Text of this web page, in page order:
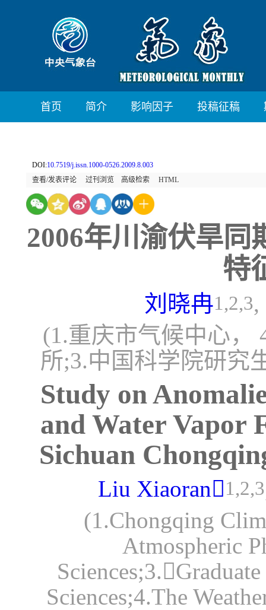
首页 简介 影响因子 投稿征稿
DOI:10.7519/j.issn.1000-0526.2009.8.003
查看/发表评论
过刊浏览 高级检索 HTML
2006年川渝伏旱同
特
刘晓冉1,2,3,
(1.重庆市气候中心，
所;3.中国科学院研究
Study on
and Water Vapor
Sichuan
Liu Xiaoran1,2,3
(1.Chongqing
Atmospheric
Sciences;4.The